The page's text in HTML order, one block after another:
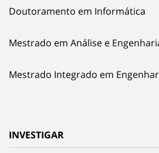
Doutoramento em Informática
Mestrado em Análise e
Mestrado Integrado em
INVESTIGAR